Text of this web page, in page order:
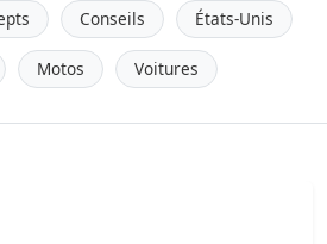
Conseils États-Unis
Motos Voitures